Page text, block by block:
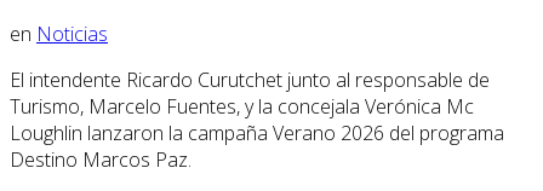
en Noticias
El intendente Ricardo Curutchet junto al responsable de
Turismo, Marcelo Fuentes, y la concejala Verónica Mc
Loughlin lanzaron la campaña Verano 2026 del programa
Destino Marcos Paz.